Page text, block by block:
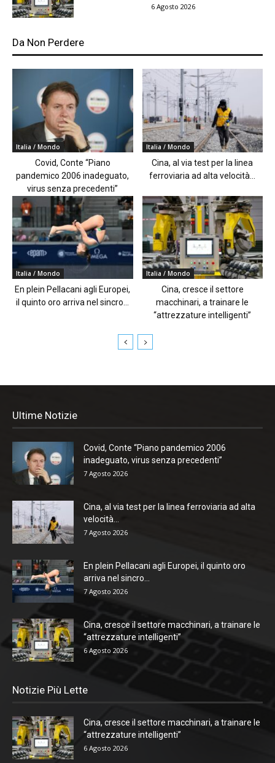
6 Agosto 2026
Da Non Perdere
Italia / Mondo
Covid, Conte “Piano
pandemico 2006 inadeguato,
virus senza precedenti”
Italia / Mondo
Cina, al via test per la linea
ferroviaria ad alta velocità...
Italia / Mondo
En plein Pellacani agli Europei,
il quinto oro arriva nel sincro...
Italia / Mondo
Cina, cresce il settore
macchinari, a trainare le
“attrezzature intelligenti”
Ultime Notizie
Covid, Conte “Piano pandemico 2006
inadeguato, virus senza precedenti”
7 Agosto 2026
Cina, al via test per la linea ferroviaria ad alta
velocità...
7 Agosto 2026
En plein Pellacani agli Europei, il quinto oro
arriva nel sincro...
7 Agosto 2026
Cina, cresce il settore macchinari, a trainare le
“attrezzature intelligenti”
6 Agosto 2026
Notizie Più Lette
Cina, cresce il settore macchinari, a trainare le
“attrezzature intelligenti”
6 Agosto 2026